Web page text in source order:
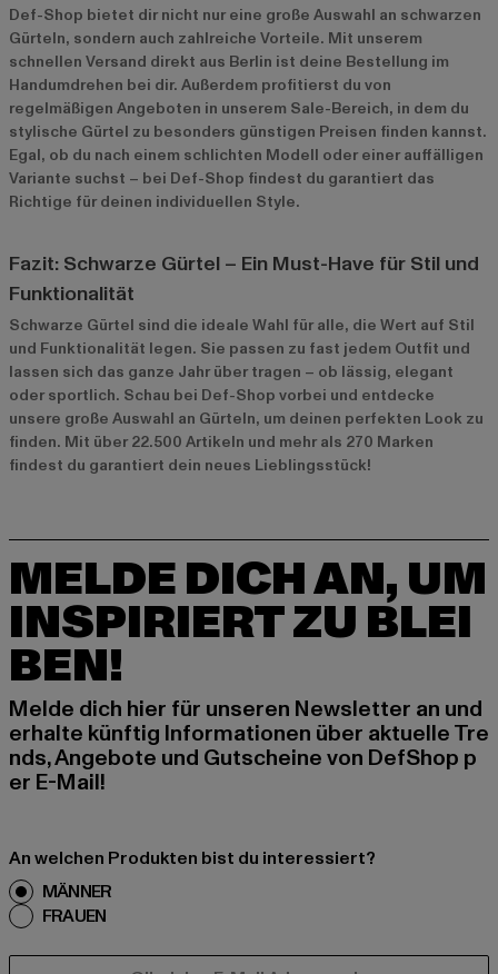
Def-Shop bietet dir nicht nur eine große Auswahl an schwarzen
Gürteln, sondern auch zahlreiche Vorteile. Mit unserem
schnellen Versand direkt aus Berlin ist deine Bestellung im
Handumdrehen bei dir. Außerdem profitierst du von
regelmäßigen Angeboten in unserem Sale-Bereich, in dem du
stylische Gürtel zu besonders günstigen Preisen finden kannst.
Egal, ob du nach einem schlichten Modell oder einer auffälligen
Variante suchst – bei Def-Shop findest du garantiert das
Richtige für deinen individuellen Style.
Fazit: Schwarze Gürtel – Ein Must-Have für Stil und
Funktionalität
Schwarze Gürtel sind die ideale Wahl für alle, die Wert auf Stil
und Funktionalität legen. Sie passen zu fast jedem Outfit und
lassen sich das ganze Jahr über tragen – ob lässig, elegant
oder sportlich. Schau bei Def-Shop vorbei und entdecke
unsere große Auswahl an Gürteln, um deinen perfekten Look zu
finden. Mit über 22.500 Artikeln und mehr als 270 Marken
findest du garantiert dein neues Lieblingsstück!
MELDE DICH AN, UM
INSPIRIERT ZU BLEI
BEN!
Melde dich hier für unseren Newsletter an und
erhalte künftig Informationen über aktuelle Tre
nds, Angebote und Gutscheine von DefShop p
er E-Mail!
An welchen Produkten bist du interessiert?
MÄNNER
FRAUEN